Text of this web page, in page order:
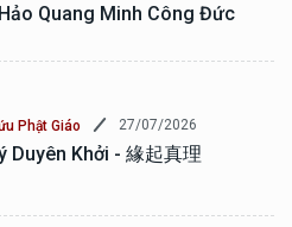
Quang Minh Công Đức
Phật Giáo 27/07/2026
Duyên Khởi - 緣起真理